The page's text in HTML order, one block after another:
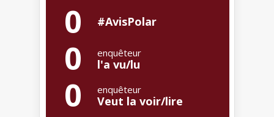
0 #AvisPolar
0 enquêteur
l'a vu/lu
0 enquêteur
Veut la voir/lire